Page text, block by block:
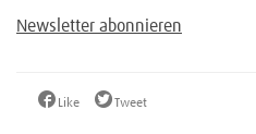
Newsletter abonnieren
Like Tweet